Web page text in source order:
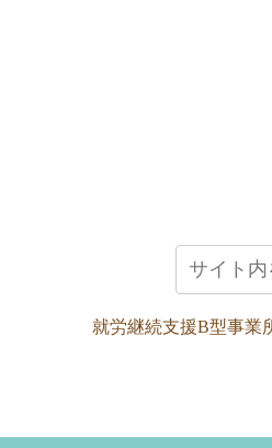
就労継続支援B型事業